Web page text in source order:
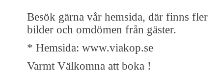
Besök gärna vår hemsida, där finns fler
bilder och omdömen från gäster.
* Hemsida: www.viakop.se
Varmt Välkomna att boka !